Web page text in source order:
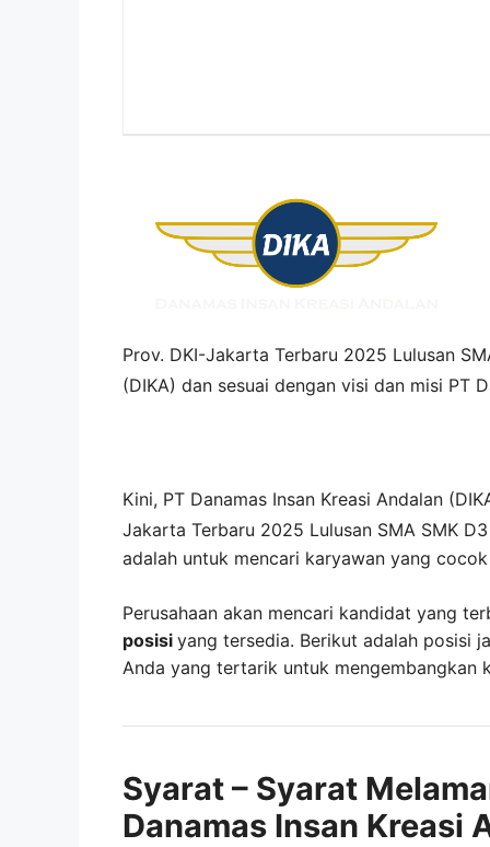
Prov. DKI-Jakarta Terbaru 2025 Lulusan
(DIKA) dan sesuai dengan visi dan misi PT
Kini, PT Danamas Insan Kreasi Andalan
Jakarta Terbaru 2025 Lulusan SMA SMK
adalah untuk mencari karyawan yang
Perusahaan akan mencari kandidat yang
posisi yang tersedia. Berikut adalah posisi
Anda yang tertarik untuk mengembangkan
Syarat – Syarat
Danamas Insan Kreasi